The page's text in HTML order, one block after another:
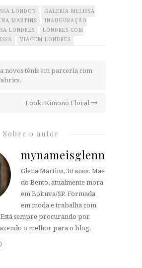
LONDON
GALERIA MELISSA
MARTINS
INAUGURAÇÃO
LONDRES
LONDRES COM
VIAGEM LONDRES
novos tênis em parceria com
Look: Kimono Floral
Sobre o autor
mynameisglenn
Glena Martins, 30 anos. Mãe
do Bento, atualmente mora
em Boituva/SP. Formada
em moda e trabalha com
Está sempre procurando por
o melhor para o blog.